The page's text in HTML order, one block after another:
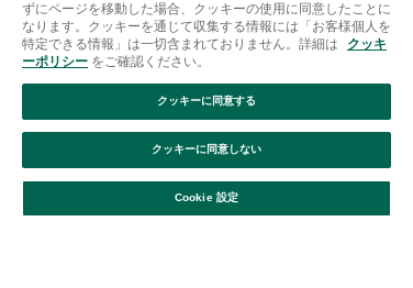
絞り込み 並び替え
Afternoon Tea(アフタヌーンティー)公式オンラインストアで
は、
キッチン・ダイニングなどの生活雑貨、紅茶・焼き菓子など、
毎日新商品をご用意しています。
ずにページを移動した場合、クッキーの使用に同意したことに
なります。クッキーを通じて収集する情報には「お客様個人を
特定できる情報」は一切含まれておりません。詳細は
クッキ
ーポリシー をご確認ください。
Cookie 設定
クッキーに同意しない
クッキーに同意する